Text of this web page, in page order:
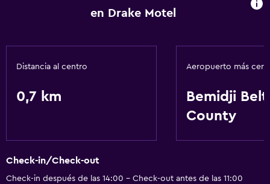
en Drake Motel
Distancia al centro
0,7 km
Aeropuerto más
Bemidji
County
Check-in/Check-out
Check-in después de las 14:00 - Check-out antes de las 11:00